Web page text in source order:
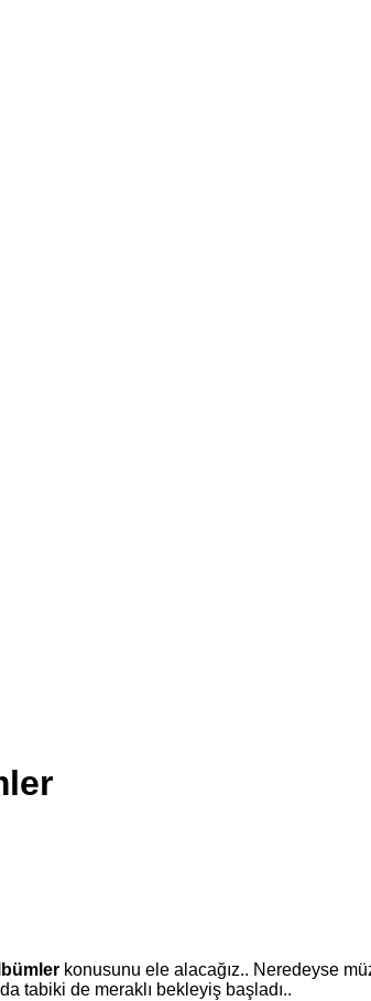
konusunu ele alacağız.. Neredeyse
tabiki de meraklı bekleyiş başladı..